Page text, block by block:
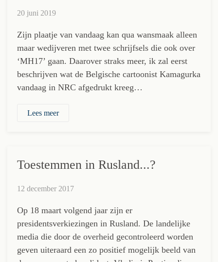
20 juni 2019
Zijn plaatje van vandaag kan qua wansmaak alleen
maar wedijveren met twee schrijfsels die ook over
‘MH17’ gaan. Daarover straks meer, ik zal eerst
beschrijven wat de Belgische cartoonist Kamagurka
vandaag in NRC afgedrukt kreeg…
Lees meer
Toestemmen in Rusland...?
12 december 2017
Op 18 maart volgend jaar zijn er
presidentsverkiezingen in Rusland. De landelijke
media die door de overheid gecontroleerd worden
geven uiteraard een zo positief mogelijk beeld van